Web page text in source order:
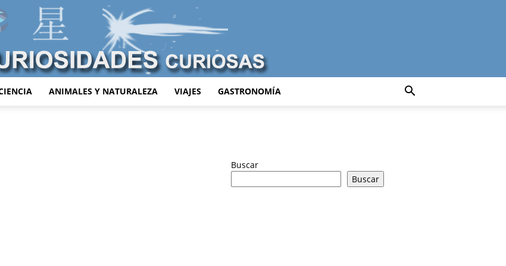
ANIMALES Y NATURALEZA VIAJES GASTRONOMÍA
Buscar
Buscar